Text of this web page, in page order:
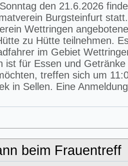
den 21.6.2026
Burgsteinfurt
Wettringen
zu Hütte teilnehmen.
im Gebiet
ist für Essen und
treffen sich um
in Sellen. Eine
beim Frauentreff